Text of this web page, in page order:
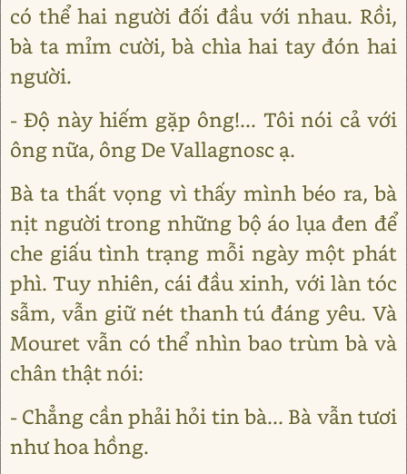
có thể hai người đối đầu với nhau. Rồi,
bà ta mỉm cười, bà chìa hai tay đón hai
người.
- Độ này hiếm gặp ông!... Tôi nói cả với
ông nữa, ông De Vallagnosc ạ.
Bà ta thất vọng vì thấy mình béo ra, bà
nịt người trong những bộ áo lụa đen để
che giấu tình trạng mỗi ngày một phát
phì. Tuy nhiên, cái đầu xinh, với làn tóc
sẫm, vẫn giữ nét thanh tú đáng yêu. Và
Mouret vẫn có thể nhìn bao trùm bà và
chân thật nói:
- Chẳng cần phải hỏi tin bà... Bà vẫn tươi
như hoa hồng.